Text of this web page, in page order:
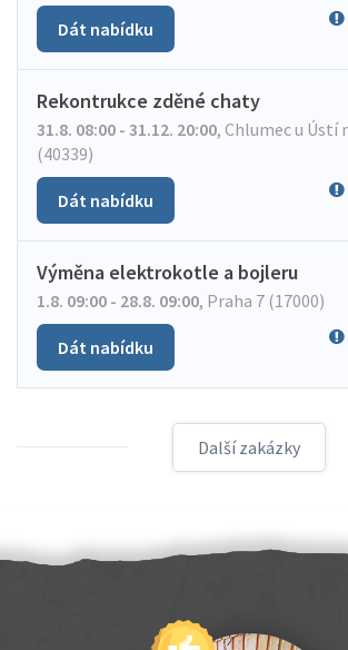
Dát nabídku
Rekontrukce zděné chaty
31.8. 08:00 - 31.12. 20:00, Chlumec u Ústí
(40339)
Dát nabídku
Výměna elektrokotle a bojleru
1.8. 09:00 - 28.8. 09:00, Praha 7 (17000)
Dát nabídku
Další zakázky